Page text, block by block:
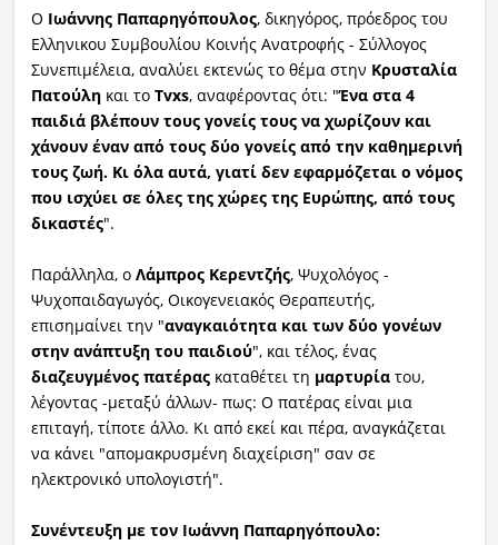
Ραδιόφωνο LIVE
Εκπομπές
Πολιτισμός
Ο Ιωάννης Παπαρηγόπουλος, δικηγόρος, πρόεδρος του
Ελληνικου Συμβουλίου Κοινής Ανατροφής - Σύλλογος
Συνεπιμέλεια, αναλύει εκτενώς το θέμα στην Κρυσταλία
Πατούληκαι το Tvxs, αναφέροντας ότι: "Ένα στα 4
παιδιά βλέπουν τους γονείς τους να χωρίζουν και
χάνουν έναν από τους δύο γονείς από την καθημερινή
τους ζωή. Κι όλα αυτά, γιατί δεν εφαρμόζεται ο νόμος
που ισχύει σε όλες της χώρες της Ευρώπης, από τους
δικαστές".
Παράλληλα, ο Λάμπρος Κερεντζής, Ψυχολόγος -
Ψυχοπαιδαγωγός, Οικογενειακός Θεραπευτής,
επισημαίνει την "αναγκαιότητα και των δύο γονέων
στην ανάπτυξη του παιδιού", και τέλος, ένας
διαζευγμένος πατέραςκαταθέτει τη μαρτυρίατου,
λέγοντας -μεταξύ άλλων- πως: Ο πατέρας είναι μια
επιταγή, τίποτε άλλο. Κι από εκεί και πέρα, αναγκάζεται
να κάνει "απομακρυσμένη διαχείριση" σαν σε
ηλεκτρονικό υπολογιστή".
Συνέντευξη με τον Ιωάννη Παπαρηγόπουλο: